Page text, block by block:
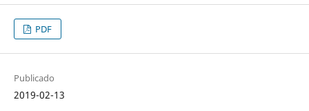
PDF
Publicado
2019-02-13